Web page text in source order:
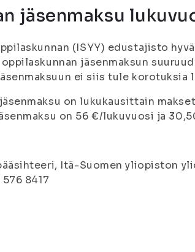
jäsenmaksu
(ISYY) edustajisto
jäsenmaksun
ei siis tule korotuksia
on lukukausittain
on 56 €/lukuvuosi ja
Itä-Suomen yliopiston
8417